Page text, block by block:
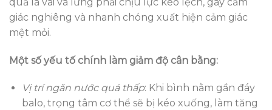
giác nghiêng và nhanh chóng xuất hiện cảm giác
mệt mỏi.
Một số yếu tố chính làm giảm độ cân bằng:
Vị trí ngăn nước quá thấp: Khi bình nằm gần đáy
balo, trọng tâm cơ thể sẽ bị kéo xuống, làm tăng